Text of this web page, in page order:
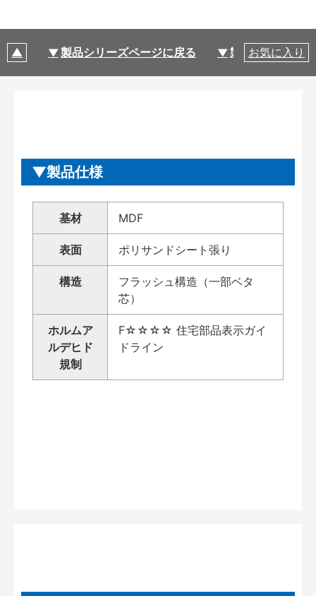
製品シリーズページに戻る 製品仕様
お気に入り
製品仕様
基材 MDF
表面 ポリサンドシート張り
構造
フラッシュ構造（一部ベタ
芯）
ホルムア
ルデヒド
規制
F☆☆☆☆ 住宅部品表示ガイ
ドライン